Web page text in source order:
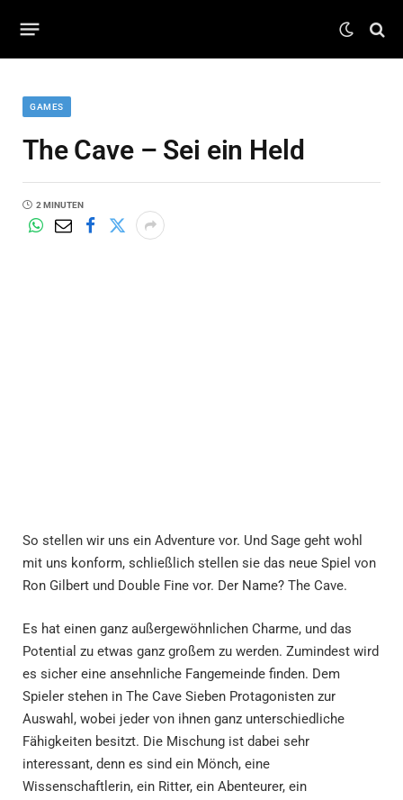
GAMES
The Cave – Sei ein Held
2 MINUTEN
So stellen wir uns ein Adventure vor. Und Sage geht wohl
mit uns konform, schließlich stellen sie das neue Spiel von
Ron Gilbert und Double Fine vor. Der Name? The Cave.
Es hat einen ganz außergewöhnlichen Charme, und das
Potential zu etwas ganz großem zu werden. Zumindest wird
es sicher eine ansehnliche Fangemeinde finden. Dem
Spieler stehen in The Cave Sieben Protagonisten zur
Auswahl, wobei jeder von ihnen ganz unterschiedliche
Fähigkeiten besitzt. Die Mischung ist dabei sehr
interessant, denn es sind ein Mönch, eine
Wissenschaftlerin, ein Ritter, ein Abenteurer, ein